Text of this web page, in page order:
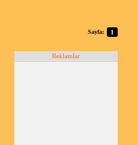
Konuyu Gizle
Sayfa: 1
Reklamlar